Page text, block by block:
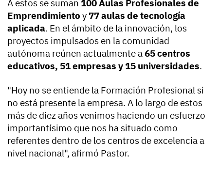
A estos se suman 100 Aulas Profesionales de
Emprendimiento y 77 aulas de tecnología
aplicada. En el ámbito de la innovación, los
proyectos impulsados en la comunidad
autónoma reúnen actualmente a65 centros
educativos, 51 empresas y 15 universidades.
"Hoy no se entiende la Formación Profesional si
no está presente la empresa. A lo largo de estos
más de diez años venimos haciendo un esfuerzo
importantísimo que nos ha situado como
referentes dentro de los centros de excelencia a
nivel nacional", afirmó Pastor.